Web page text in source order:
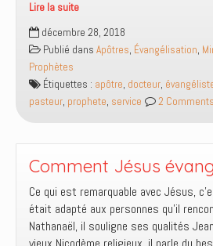
Lire la suite
La
hiérarchie
des
cinq
ministères
décembre 28, 2018
Publié dans Apôtres, Évangélisation,
Prophètes
Étiquettes : apôtre, docteur,
pasteur, prophete, service 2 Comments
Comment Jésus
Ce qui est remarquable avec Jésus,
était adapté aux personnes qu’il
Nathanaël, il souligne ses qualités